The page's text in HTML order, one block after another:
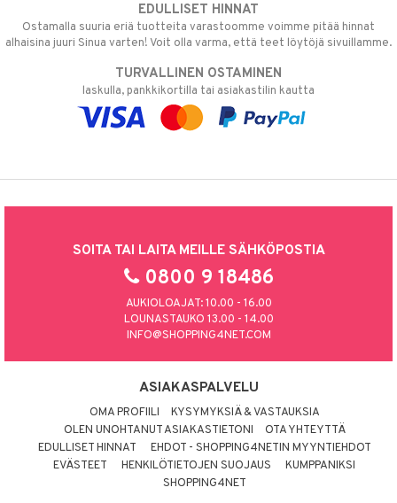
EDULLISET HINNAT
Ostamalla suuria eriä tuotteita varastoomme voimme pitää hinnat
alhaisina juuri Sinua varten! Voit olla varma, että teet löytöjä sivuillamme.
TURVALLINEN OSTAMINEN
laskulla, pankkikortilla tai asiakastilin kautta
SOITA TAI LAITA MEILLE SÄHKÖPOSTIA
0800 9 18486
AUKIOLOAJAT: 10.00 - 16.00
LOUNASTAUKO 13.00 - 14.00
INFO@SHOPPING4NET.COM
ASIAKASPALVELU
OMA PROFIILI
KYSYMYKSIÄ & VASTAUKSIA
OLEN UNOHTANUT ASIAKASTIETONI
OTA YHTEYTTÄ
EDULLISET HINNAT
EHDOT - SHOPPING4NETIN MYYNTIEHDOT
EVÄSTEET
HENKILÖTIETOJEN SUOJAUS
KUMPPANIKSI
SHOPPING4NET